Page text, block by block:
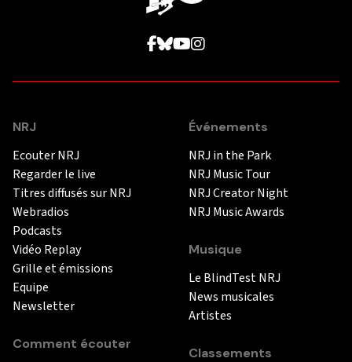
NRJ
Ecouter NRJ
Regarder le live
Titres diffusés sur NRJ
Webradios
Podcasts
Vidéo Replay
Grille et émissions
Equipe
Newsletter
Comment écouter
Événements
NRJ in the Park
NRJ Music Tour
NRJ Creator Night
NRJ Music Awards
Musique
Le BlindTest NRJ
News musicales
Artistes
Classements